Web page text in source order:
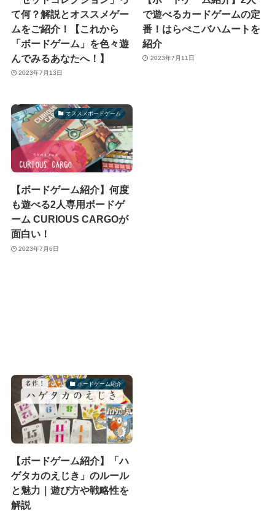
て何？解説とオススメゲー
ムをご紹介！【これから
「ボードゲーム」を色々遊
んでみるあなたへ！】
2023年7月13日
で遊べるカードゲームの定
番！はらぺこバハムートを
紹介
2023年7月11日
オススメボードゲーム
【ボードゲーム紹介】何度
も遊べる2人専用ボードゲ
ーム CURIOUS CARGOが
面白い！
2023年7月6日
ボードゲーム紹介
【ボードゲーム紹介】「ハ
ゲタカのえじき」のルール
と魅力｜遊び方や戦略性を
解説